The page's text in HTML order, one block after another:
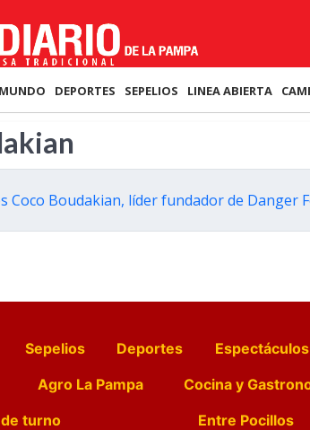
MUNDO DEPORTES SEPELIOS LINEA ABIERTA
Coco Boudakian, líder fundador de Danger
Sepelios Deportes Espectáculos
Agro La Pampa Cocina y
turno
Entre Pocillos